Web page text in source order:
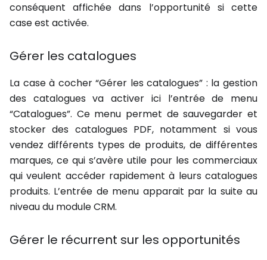
conséquent affichée dans l’opportunité si cette
case est activée.
Gérer les catalogues
La case à cocher “Gérer les catalogues” : la gestion
des catalogues va activer ici l’entrée de menu
“Catalogues”. Ce menu permet de sauvegarder et
stocker des catalogues PDF, notamment si vous
vendez différents types de produits, de différentes
marques, ce qui s’avère utile pour les commerciaux
qui veulent accéder rapidement à leurs catalogues
produits. L’entrée de menu apparait par la suite au
niveau du module CRM.
Gérer le récurrent sur les opportunités